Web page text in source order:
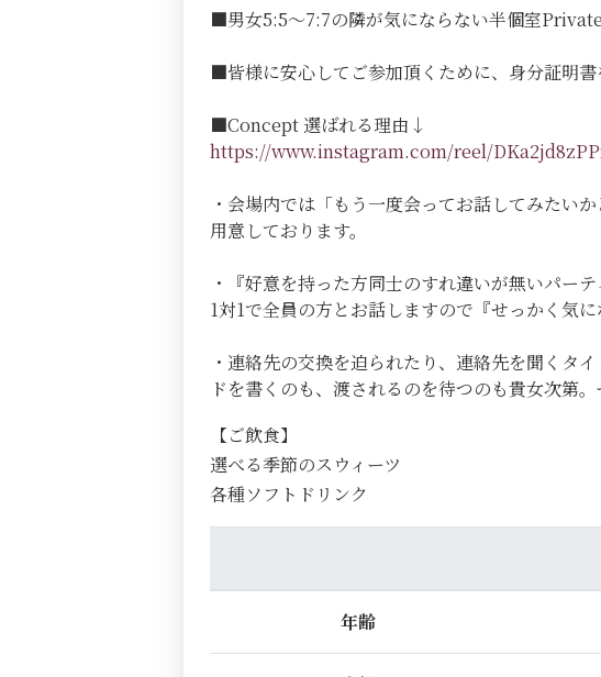
■男女5:5～7:7の隣が気にならない半個室
■皆様に安心してご参加頂くために、身分証明
■Concept 選ばれる理由↓
https://www.instagram.com/reel/
・会場内では「もう一度会ってお話してみたい
用意しております。
・『好意を持った方同士のすれ違いが無いパーテ
1対1で全員の方とお話しますので『せっかく気
・連絡先の交換を迫られたり、連絡先を聞くタ
ドを書くのも、渡されるのを待つのも貴女次第
【ご飲食】
選べる季節のスウィーツ
各種ソフトドリンク
年齢